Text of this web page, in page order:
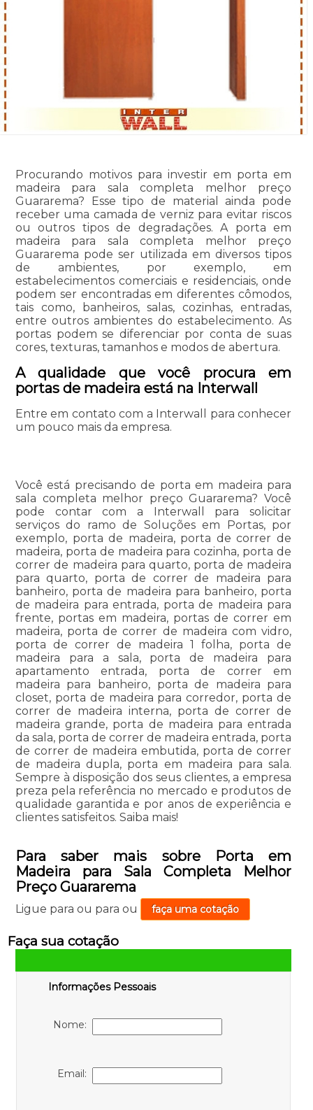
Procurando motivos para investir em porta em
madeira para sala completa melhor preço
Guararema? Esse tipo de material ainda pode
receber uma camada de verniz para evitar riscos
ou outros tipos de degradações. A porta em
madeira para sala completa melhor preço
Guararema pode ser utilizada em diversos tipos
de ambientes, por exemplo, em
estabelecimentos comerciais e residenciais, onde
podem ser encontradas em diferentes cômodos,
tais como, banheiros, salas, cozinhas, entradas,
entre outros ambientes do estabelecimento. As
portas podem se diferenciar por conta de suas
cores, texturas, tamanhos e modos de abertura.
A qualidade que você procura em
portas de madeira está na Interwall
Entre em contato com a Interwall para conhecer
um pouco mais da empresa.
Você está precisando de porta em madeira para
sala completa melhor preço Guararema? Você
pode contar com a Interwall para solicitar
serviços do ramo de Soluções em Portas, por
exemplo, porta de madeira, porta de correr de
madeira, porta de madeira para cozinha, porta de
correr de madeira para quarto, porta de madeira
para quarto, porta de correr de madeira para
banheiro, porta de madeira para banheiro, porta
de madeira para entrada, porta de madeira para
frente, portas em madeira, portas de correr em
madeira, porta de correr de madeira com vidro,
porta de correr de madeira 1 folha, porta de
madeira para a sala, porta de madeira para
apartamento entrada, porta de correr em
madeira para banheiro, porta de madeira para
closet, porta de madeira para corredor, porta de
correr de madeira interna, porta de correr de
madeira grande, porta de madeira para entrada
da sala, porta de correr de madeira entrada, porta
de correr de madeira embutida, porta de correr
de madeira dupla, porta em madeira para sala.
Sempre à disposição dos seus clientes, a empresa
preza pela referência no mercado e produtos de
qualidade garantida e por anos de experiência e
clientes satisfeitos. Saiba mais!
Para saber mais sobre Porta em
Madeira para Sala Completa Melhor
Preço Guararema
Ligue para ou para ou faça uma cotação
Faça sua cotação
Informações Pessoais
Nome:
Email: